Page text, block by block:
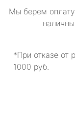
Мы берем
*При отказе от
1000 руб.